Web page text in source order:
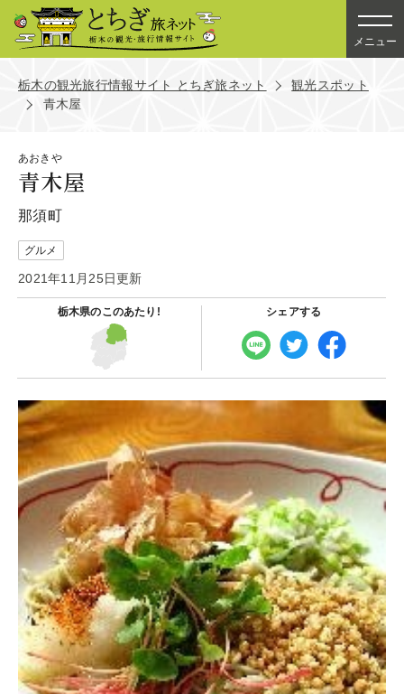
メニュー
栃木の観光旅行情報サイト とちぎ旅ネット
観光スポット
青木屋
あおきや
青木屋
那須町
グルメ
2021年11月25日更新
栃木県のこのあたり! シェアする